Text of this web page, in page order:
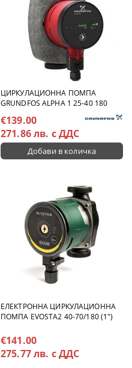
ЦИРКУЛАЦИОННА ПОМПА
GRUNDFOS ALPHA 1 25-40 180
€139.00
271.86 лв. с ДДС
ЕЛЕКТРОННА ЦИРКУЛАЦИОННА
ПОМПА EVOSTA2 40-70/180 (1")
€141.00
275.77 лв. с ДДС